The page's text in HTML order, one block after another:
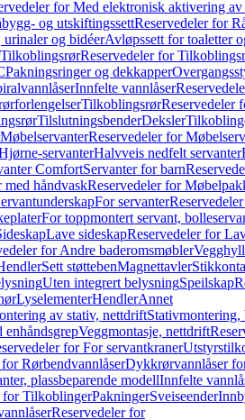
for Med elektronisk aktivering
og utskiftingssettReservedeler for
og bidéerAvløpssett for toaletter
TilkoblingsrørReservedeler for
Pakningsringer og dekkapper
Innfelte vannlåser
TilkoblingsrørReservedeler
TilslutningsbenderDeksler
MøbelservanterReservedeler for
servanterHalvveis nedfelt servanter
ComfortServanter for barn
håndvaskReservedeler for
For servanter
For toppmontert servant,
Lave sideskapReservedeler for
for Andre baderomsmøbler
Sett støttebenMagnettavler
Uten integrert belysningSpeilskap
LyselementerHendlerAnnet
av stativ, nettdrift
enhåndsgrepVeggmontasje, nettdrift
for For servantkraner
RørbendvannlåserDykkrørvannlåser
plassbeparende modellInnfelte
for TilkoblingerPakningerSveiseender
Reservedeler for